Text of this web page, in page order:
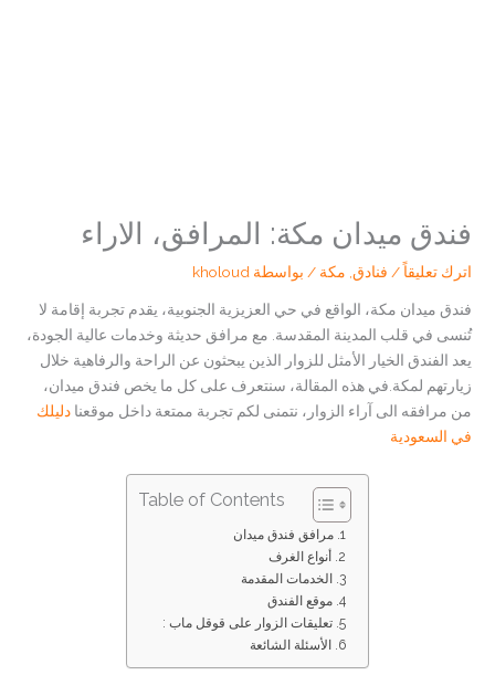
فندق ميدان مكة: المرافق، الاراء
اترك تعليقاً / فنادق مكة / بواسطة kholoud
فندق ميدان مكة، الواقع في حي العزيزية الجنوبية، يقدم تجربة إقامة لا
تُنسى في قلب المدينة المقدسة. مع مرافق حديثة وخدمات عالية الجودة،
يعد الفندق الخيار الأمثل للزوار الذين يبحثون عن الراحة والرفاهية خلال
زيارتهم لمكة.في هذه المقالة، سنتعرف على كل ما يخص فندق ميدان،
من مرافقه الى آراء الزوار، نتمنى لكم تجربة ممتعة داخل موقعنا دليلك
في السعودية
Table of Contents
مرافق فندق ميدان
أنواع الغرف
الخدمات المقدمة
موقع الفندق
تعليقات الزوار على قوقل ماب :
الأسئلة الشائعة